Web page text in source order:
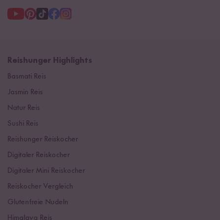
Reishunger Highlights
Basmati Reis
Jasmin Reis
Natur Reis
Sushi Reis
Reishunger Reiskocher
Digitaler Reiskocher
Digitaler Mini Reiskocher
Reiskocher Vergleich
Glutenfreie Nudeln
Himalaya Reis